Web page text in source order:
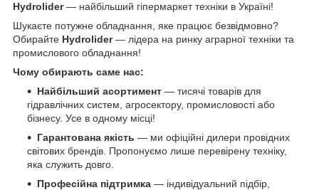
Hydrolider— найбільший гіпермаркет техніки в Україні!
Шукаєте потужне обладнання, яке працює безвідмовно?
Обирайте Hydrolider— лідера на ринку аграрної техніки та
промислового обладнання!
Чому обирають саме нас:
Найбільший асортимент — тисячі товарів для
гідравлічних систем, агросектору, промисловості або
бізнесу. Усе в одному місці!
Гарантована якість — ми офіційні дилери провідних
світових брендів. Пропонуємо лише перевірену техніку,
яка служить довго.
Професійна підтримка — індивідуальний підбір,